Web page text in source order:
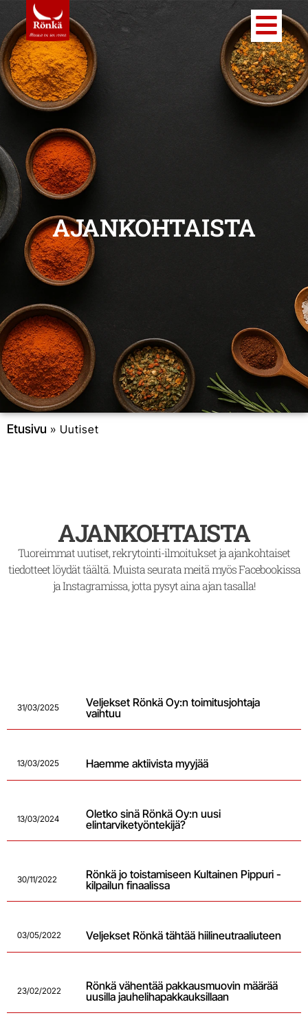
AJANKOHTAISTA
Etusivu » Uutiset
AJANKOHTAISTA
Tuoreimmat uutiset, rekrytointi-ilmoitukset ja ajankohtaiset
tiedotteet löydät täältä. Muista seurata meitä myös Facebookissa
ja Instagramissa, jotta pysyt aina ajan tasalla!
31/03/2025
Veljekset Rönkä Oy:n toimitusjohtaja
vaihtuu
13/03/2025 Haemme aktiivista myyjää
13/03/2024
Oletko sinä Rönkä Oy:n uusi
elintarviketyöntekijä?
30/11/2022
Rönkä jo toistamiseen Kultainen Pippuri -
kilpailun finaalissa
03/05/2022 Veljekset Rönkä tähtää hiilineutraaliuteen
23/02/2022
Rönkä vähentää pakkausmuovin määrää
uusilla jauhelihapakkauksillaan